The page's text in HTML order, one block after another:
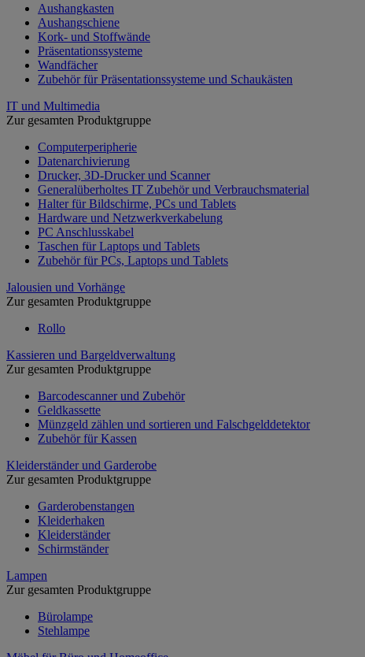
Aushangkasten
Aushangschiene
Kork- und Stoffwände
Präsentationssysteme
Wandfächer
Zubehör für Präsentationssysteme und Schaukästen
IT und Multimedia
Zur gesamten Produktgruppe
Computerperipherie
Datenarchivierung
Drucker, 3D-Drucker und Scanner
Generalüberholtes IT Zubehör und Verbrauchsmaterial
Halter für Bildschirme, PCs und Tablets
Hardware und Netzwerkverkabelung
PC Anschlusskabel
Taschen für Laptops und Tablets
Zubehör für PCs, Laptops und Tablets
Jalousien und Vorhänge
Zur gesamten Produktgruppe
Rollo
Kassieren und Bargeldverwaltung
Zur gesamten Produktgruppe
Barcodescanner und Zubehör
Geldkassette
Münzgeld zählen und sortieren und Falschgelddetektor
Zubehör für Kassen
Kleiderständer und Garderobe
Zur gesamten Produktgruppe
Garderobenstangen
Kleiderhaken
Kleiderständer
Schirmständer
Lampen
Zur gesamten Produktgruppe
Bürolampe
Stehlampe